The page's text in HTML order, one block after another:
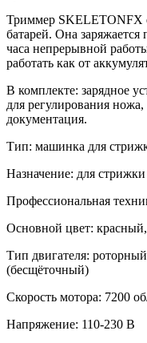
Триммер SKELETONFX
батарей. Она заряжается
часа непрерывной
работать как от
В комплекте: зарядное
для регулирования
документация.
Тип: машинка для
Назначение: для
Профессиональная
Основной цвет: красный,
Тип двигателя:
(беcщёточный)
Скорость мотора: 7200
Напряжение: 110-230 В